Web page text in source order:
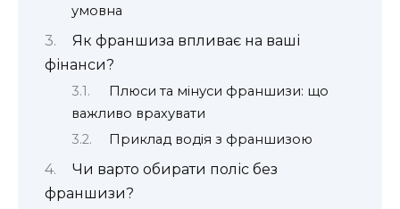
умовна
Як франшиза впливає на ваші
фінанси?
Плюси та мінуси франшизи: що
важливо врахувати
Приклад водія з франшизою
Чи варто обирати поліс без
франшизи?